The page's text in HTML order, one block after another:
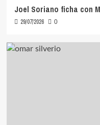
Joel Soriano ficha con
29/07/2026 0